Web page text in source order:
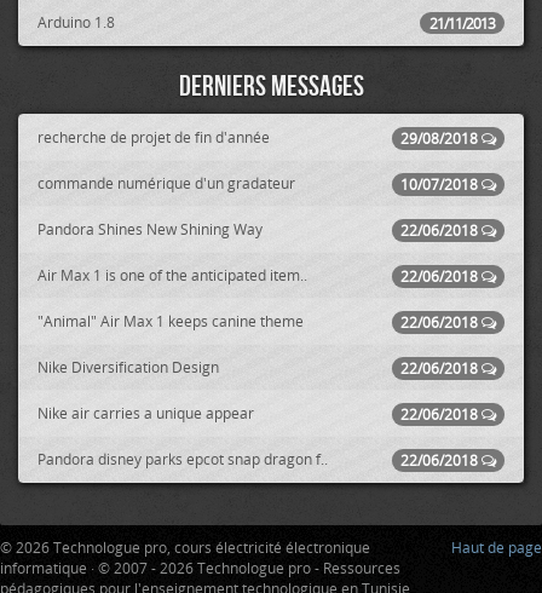
21/11/2013
Arduino 1.8
Derniers messages
29/08/2018
recherche de projet de fin d'année
10/07/2018
commande numérique d'un gradateur
22/06/2018
Pandora Shines New Shining Way
22/06/2018
Air Max 1 is one of the anticipated item..
22/06/2018
"Animal" Air Max 1 keeps canine theme
22/06/2018
Nike Diversification Design
22/06/2018
Nike air carries a unique appear
22/06/2018
Pandora disney parks epcot snap dragon f..
Haut de page
© 2026 Technologue pro, cours électricité électronique
informatique · © 2007 - 2026 Technologue pro - Ressources
pédagogiques pour l'enseignement technologique en Tunisie